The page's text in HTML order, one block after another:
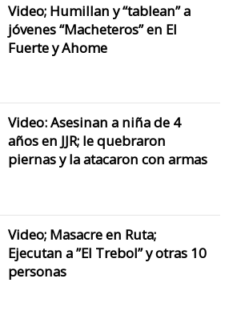
Video; Humillan y “tablean” a
jóvenes “Macheteros” en El
Fuerte y Ahome
Video: Asesinan a niña de 4
años en JJR; le quebraron
piernas y la atacaron con armas
Video; Masacre en Ruta;
Ejecutan a ”El Trebol” y otras 10
personas